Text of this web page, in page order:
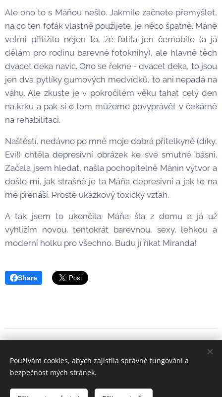
Ale ono to s Máňou nešlo. Jakmile začnete přemýšlet,
na co ten foťák vlastně použijete, je něco špatně. Máně
velmi přitížilo nejen to, že fotila jen černobíle (a já
dělám pro rodinu barevné fotoknihy), ale hlavně těch
dvacet deka navíc. Ono se řekne - dvacet deka, to jsou
jen dva pytlíky gumových medvídků, to ani nepadá na
váhu. Ale zkuste je v pokročilém věku tahat celý den
na krku a pak si o tom můžeme povyprávět v čekárně
na rehabilitaci.
Naštěstí, nedávno po mně moje dobrá přítelkyně (díky,
Evi!) chtěla depresivní obrázek ke své smutné básni.
Začala jsem hledat, našla pochopitelně Mánin výtvor a
došlo mi, jak strašně je ta Máňa depresivní a jak to na
mě přenáší. Prostě ukázkový toxický vztah.
A tak jsem to ukončila. Máňa šla z domu a já už
vyhlížím novou, tentokrát barevnou, sexy, lehkou a
moderní holku pro všechno. Budu jí říkat Miranda!
Share
https://www.helenabezecnaphoto.com/
Používám cookies, abych zajistila správné fungování a
bezpečnost mých stránek.